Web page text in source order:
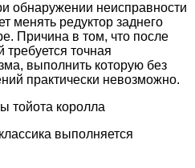
обнаружении неисправности
менять редуктор заднего
Причина в том, что после
точная
выполнить которую без
практически невозможно.
тойота королла
выполняется